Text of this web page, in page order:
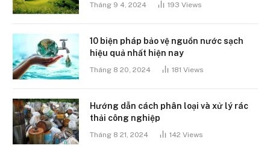
Tháng 9 4, 2024 193 Views
10 biện pháp bảo vệ nguồn nước sạch
hiệu quả nhất hiện nay
Tháng 8 20, 2024 181 Views
Hướng dẫn cách phân loại và xử lý rác
thải công nghiệp
Tháng 8 21, 2024 142 Views